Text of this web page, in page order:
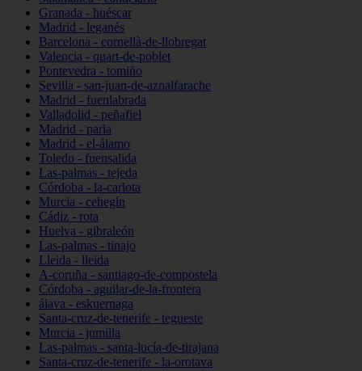
Granada - huéscar
Madrid - leganés
Barcelona - cornellà-de-llobregat
Valencia - quart-de-poblet
Pontevedra - tomiño
Sevilla - san-juan-de-aznalfarache
Madrid - fuenlabrada
Valladolid - peñafiel
Madrid - parla
Madrid - el-álamo
Toledo - fuensalida
Las-palmas - tejeda
Córdoba - la-carlota
Murcia - cehegín
Cádiz - rota
Huelva - gibraleón
Las-palmas - tinajo
Lleida - lleida
A-coruña - santiago-de-compostela
Córdoba - aguilar-de-la-frontera
álava - eskuernaga
Santa-cruz-de-tenerife - tegueste
Murcia - jumilla
Las-palmas - santa-lucía-de-tirajana
Santa-cruz-de-tenerife - la-orotava